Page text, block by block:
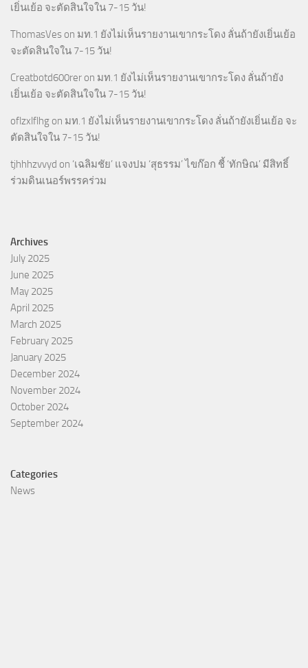
เยิ่นเย้อ จะตัดสินใจใน 7-15 วัน!
ThomasVes on มท.1 ยังไม่เห็นรายงานเขากระโดง ลั่นถ้ายังเยิ่นเย้อ
จะตัดสินใจใน 7-15 วัน!
Creatbotd600rer on มท.1 ยังไม่เห็นรายงานเขากระโดง ลั่นถ้ายัง
เยิ่นเย้อ จะตัดสินใจใน 7-15 วัน!
oflzxlflhg on มท.1 ยังไม่เห็นรายงานเขากระโดง ลั่นถ้ายังเยิ่นเย้อ จะ
ตัดสินใจใน 7-15 วัน!
tjhhhzvvyd on ‘เฉลิมชัย’ แจงปม ‘สุธรรม’ ไขก๊อก ชี้ ‘ทักษิณ’ มีสิทธิ์
ร่วมดินเนอร์พรรคร่วม
Archives
July 2025
June 2025
May 2025
April 2025
March 2025
February 2025
January 2025
December 2024
November 2024
October 2024
September 2024
Categories
News